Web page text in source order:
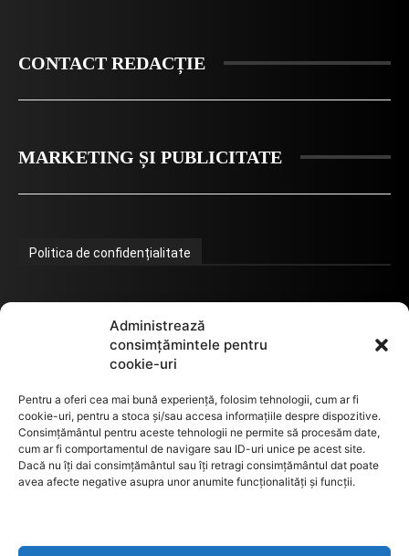
Administrează
consimțămintele pentru
cookie-uri
Pentru a oferi cea mai bună experiență, folosim tehnologii, cum ar fi
cookie-uri, pentru a stoca și/sau accesa informațiile despre dispozitive.
Consimțământul pentru aceste tehnologii ne permite să procesăm date,
cum ar fi comportamentul de navigare sau ID-uri unice pe acest site.
Dacă nu îți dai consimțământul sau îți retragi consimțământul dat poate
avea afecte negative asupra unor anumite funcționalități și funcții.
CONTACT REDACȚIE
MARKETING ȘI PUBLICITATE
Politica de confidențialitate
Termeni de utilizare
GDPR